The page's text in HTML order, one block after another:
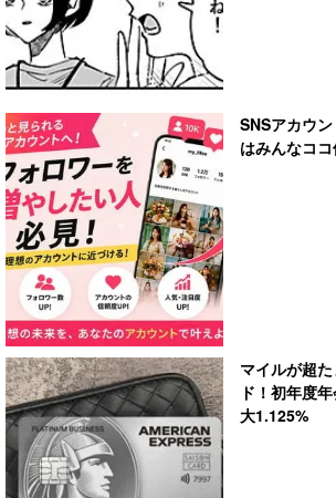
SNSアカウ
はみんなココ
マイルが超
ド！初年度
大1.125%